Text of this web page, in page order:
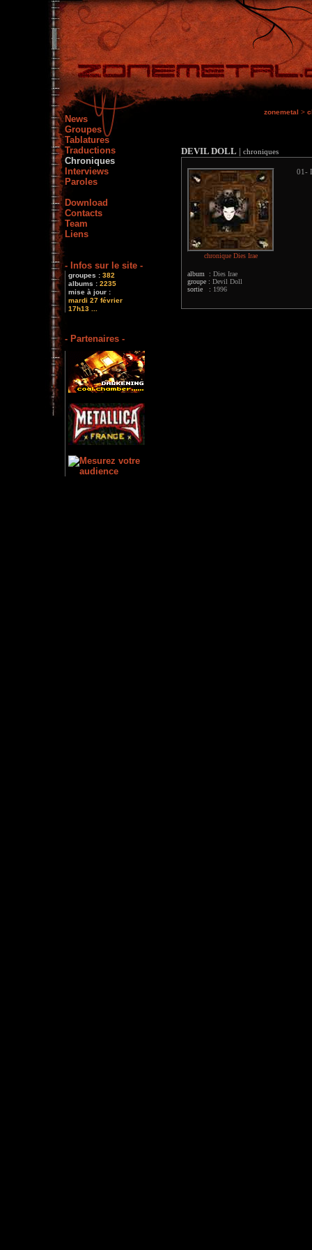
News
Groupes
Tablatures
Traductions
Chroniques
Interviews
Paroles
Download
Contacts
Team
Liens
- Infos sur le site -
groupes : 382
albums : 2235
mise à jour :
mardi 27 février
17h13 ...
- Partenaires -
zonemetal >
DEVIL DOLL | chroniques
chronique Dies Irae
album : Dies Irae
groupe : Devil Doll
sortie : 1996
01-